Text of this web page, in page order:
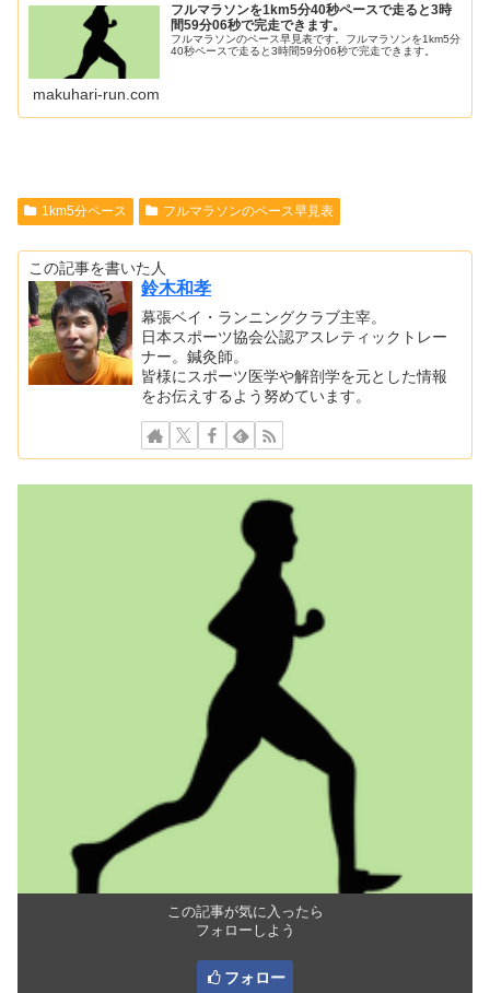
フルマラソンを1km5分40秒ペースで走ると3時
間59分06秒で完走できます。
フルマラソンのペース早見表です。フルマラソンを1km5分
40秒ペースで走ると3時間59分06秒で完走できます。
makuhari-run.com
1km5分ペース フルマラソンのペース早見表
この記事を書いた人
鈴木和孝
幕張ベイ・ランニングクラブ主宰。
日本スポーツ協会公認アスレティックトレー
ナー。鍼灸師。
皆様にスポーツ医学や解剖学を元とした情報
をお伝えするよう努めています。
この記事が気に入ったら
フォローしよう
フォロー